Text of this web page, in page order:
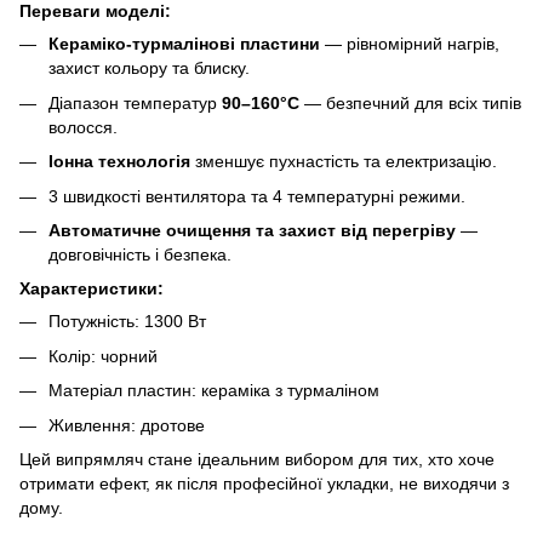
Переваги моделі:
Кераміко-турмалінові пластини — рівномірний нагрів,
захист кольору та блиску.
Діапазон температур 90–160°C — безпечний для всіх типів
волосся.
Іонна технологія зменшує пухнастість та електризацію.
3 швидкості вентилятора та 4 температурні режими.
Автоматичне очищення та захист від перегріву —
довговічність і безпека.
Характеристики:
Потужність: 1300 Вт
Колір: чорний
Матеріал пластин: кераміка з турмаліном
Живлення: дротове
Цей випрямляч стане ідеальним вибором для тих, хто хоче
отримати ефект, як після професійної укладки, не виходячи з
дому.